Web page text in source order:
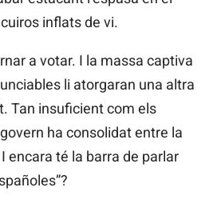
inflats de vi.
a votar. I la massa captiva
li atorgaran una altra
Tan insuficient com els
ha consolidat entre la
encara té la barra de parlar